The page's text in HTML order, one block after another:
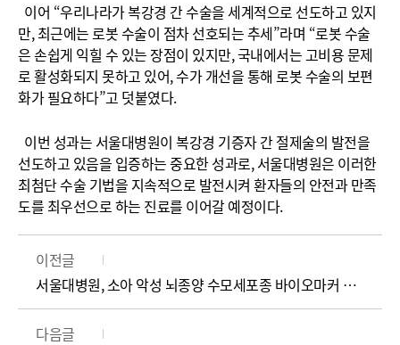
이어 “우리나라가 복강경 간 수술을 세계적으로 선도하고 있지
만, 최근에는 로봇 수술이 점차 선호되는 추세”라며 “로봇 수술
은 손쉽게 익힐 수 있는 장점이 있지만, 국내에서는 고비용 문제
로 활성화되지 못하고 있어, 수가 개선을 통해 로봇 수술의 보편
화가 필요하다”고 덧붙였다.
이번 성과는 서울대병원이 복강경 기증자 간 절제술의 발전을
선도하고 있음을 입증하는 중요한 성과로, 서울대병원은 이러한
최첨단 수술 기법을 지속적으로 발전시켜 환자들의 안전과 만족
도를 최우선으로 하는 진료를 이어갈 예정이다.
이전글
서울대병원, 소아 악성 뇌종양 수모세포종 바이오마커 발굴
다음글